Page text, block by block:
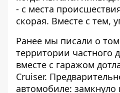
- с места
скорая. Вместе с тем,
Ранее мы писали о
территории частного
вместе с гаражом
Cruiser.
автомобиле: замкнуло